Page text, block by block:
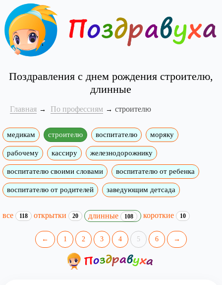
Поздравления с днем рождения строителю,
длинные
Главная По профессиям строителю
медикам строителю воспитателю моряку
рабочему кассиру железнодорожнику
воспитателю своими словами воспитателю от ребенка
воспитателю от родителей заведующим детсада
все 118 открытки 20 длинные 108 короткие 10
← 1 2 3 4 5 6 →